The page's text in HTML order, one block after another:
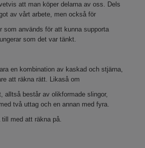
att man köper delarna av oss. Dels
av vårt arbete, men också för
som används för att kunna supporta
som det var tänkt.
en kombination av kaskad och stjärna,
att räkna rätt. Likaså om
alltså består av olikformade slingor,
två uttag och en annan med fyra.
med att räkna på.